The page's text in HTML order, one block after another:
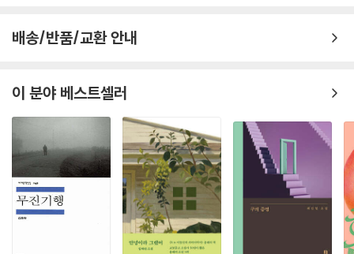
친구가 그러더라. 징그럽다고. 나는 오히려 묻고 싶었어. 도대체 징그럽지
않은 사랑이 있기나 한 거냐고. 있다면 그건 어째서 징그럽지 않은 건데?
지름길로 가지 않을 것이다. 죽게 된다면 그것을 애써서 받아들일 것이다.
사랑하는 이에게 모든 것을 내주고서. 나의 방식대로 나를 물림할 것이다.
--- 「뜰의 미래」중에서
생각이 들 때마다 희지는 눈앞의 할머니들을 사랑하는 방식으로 이를 극복
요”라는 면박을 들어도 희지는 자신의 소박한 생활과 고양이 영주를 지키
인을 돕는 행위가 곧 자신을 돌보는 활동이나 마찬가지임을, 우리가 삶을
지속할 수 있는 방법은 오직 그것뿐임을 아는 듯이 말이다.
〈작은 벌〉은 죽음을 앞두고 병원을 탈주한 환자와 보호자, 그리고 구급차를
모는 ‘이중일’의 내면 변화를 섬세하게 그려낸다. 이중일은 호송하던 이들
이 생에 대한 의욕과 집착을 강하게 드러내는 모습에 새삼 스스로의 삶을
반추한다. “자신이 사는 동안 한 번도 살고 싶었던 적이 없었”으며 “이토록
배송/반품/교환 안내
이 분야 베스트셀러